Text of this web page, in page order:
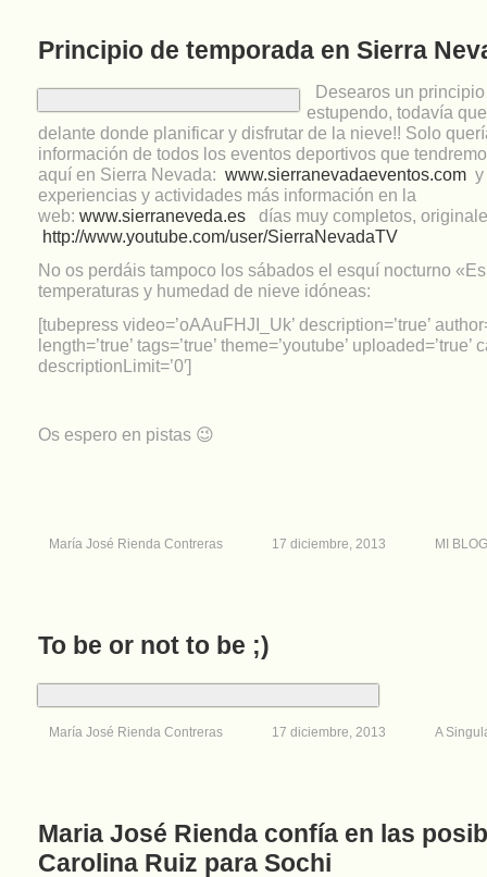
Principio de temporada en Sierra
Desearos un
estupendo, todavía
delante donde planificar y disfrutar de la nieve!! Solo
información de todos los eventos deportivos que
aquí en Sierra Nevada: www.sierranevadaeventos.com y
experiencias y actividades más información en la
web: www.sierraneveda.es días muy completos,
http://www.youtube.com/user/SierraNevadaTV
No os perdáis tampoco los sábados el esquí nocturno
temperaturas y humedad de nieve idóneas:
[tubepress video=’oAAuFHJI_Uk’ description=’true’
length=’true’ tags=’true’ theme=’youtube’ uploaded=’true’
descriptionLimit=’0′]
Os espero en pistas 😉
María José Rienda Contreras 17 diciembre, 2013 MI BLOG
To be or not to be ;)
María José Rienda Contreras 17 diciembre, 2013 A
Maria José Rienda confía en las
Carolina Ruiz para Sochi